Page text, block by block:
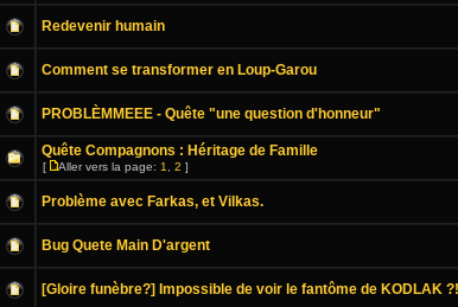
Redevenir humain
Comment se transformer en Loup-Garou
PROBLÈMMEEE - Quête "une question d'honneur"
Quête Compagnons : Héritage de Famille
[ Aller vers la page: 1 2 ]
Problème avec Farkas, et Vilkas.
Bug Quete Main D'argent
[Gloire funèbre?] Impossible de voir le fantôme de KODLAK ?!